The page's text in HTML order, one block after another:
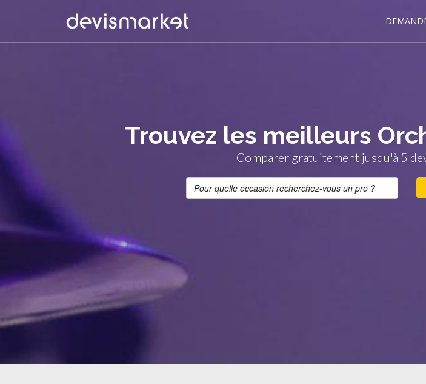
Trouvez les meilleurs
Comparer gratuitement jusqu'à 5